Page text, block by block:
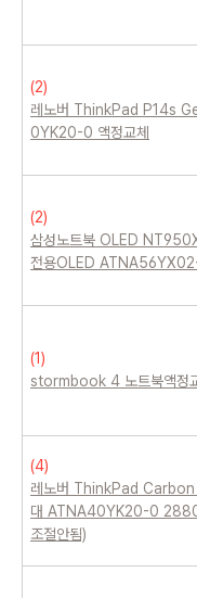
(2)
레노버 ThinkPad P14s
0YK20-0 액정교체
(2)
삼성노트북 OLED
전용OLED
(1)
stormbook 4 노트북액정
(4)
레노버 ThinkPad Carbon
대 ATNA40YK20-0
조절안됨)